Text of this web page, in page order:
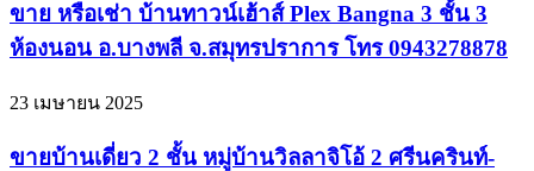
ขาย หรือเช่า บ้านทาวน์เฮ้าส์ Plex Bangna 3 ชั้น 3
ห้องนอน อ.บางพลี จ.สมุทรปราการ โทร 0943278878
23 เมษายน 2025
ขายบ้านเดี่ยว 2 ชั้น หมู่บ้านวิลลาจิโอ้ 2 ศรีนครินท์-